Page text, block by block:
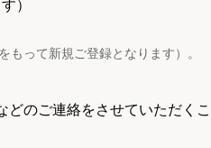
）
って新規ご登録となります）。
のご連絡をさせていただくこ